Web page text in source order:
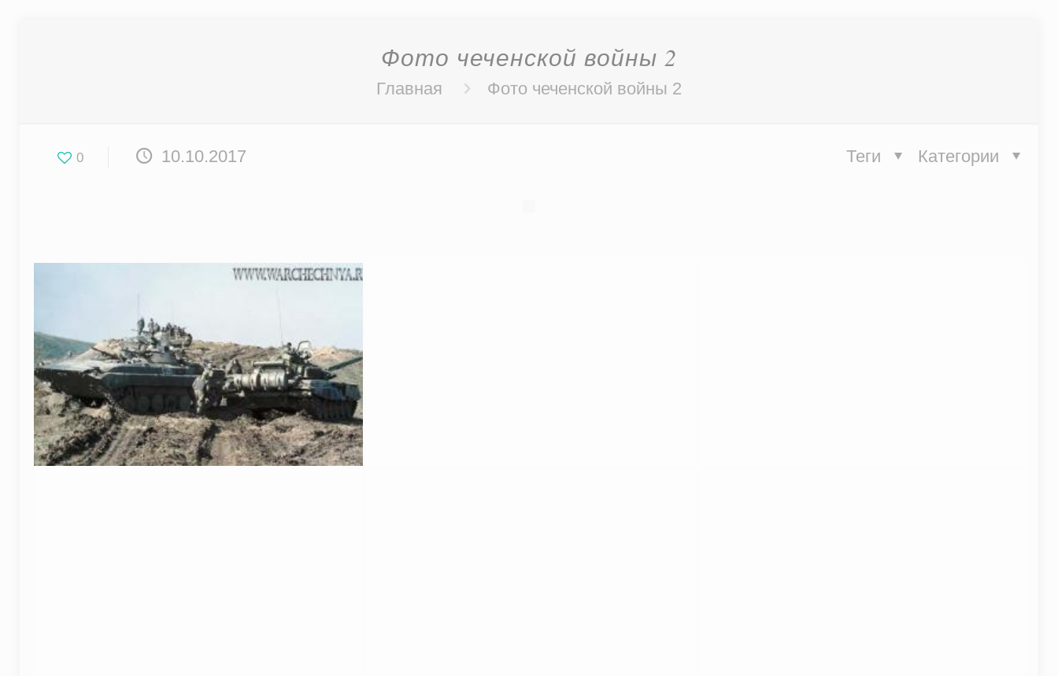
Фото чеченской войны 2
Главная Фото чеченской войны 2
0 10.10.2017 Категории
Теги